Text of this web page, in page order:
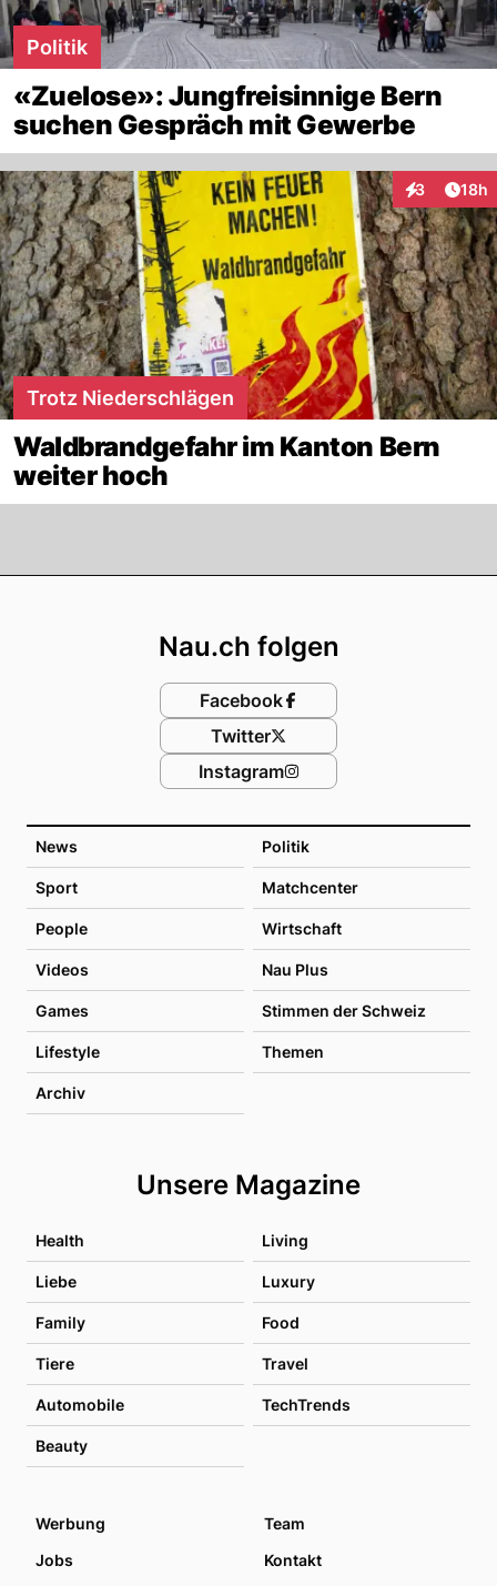
Politik
«Zuelose»: Jungfreisinnige Bern
suchen Gespräch mit Gewerbe
3
Interaktionen
18h
Trotz Niederschlägen
Waldbrandgefahr im Kanton Bern
weiter hoch
News Politik
Sport Matchcenter
People Wirtschaft
Videos Nau Plus
Games Stimmen der Schweiz
Lifestyle Themen
Archiv
Unsere Magazine
Health Living
Liebe Luxury
Family Food
Tiere Travel
Automobile TechTrends
Beauty
Nau.ch folgen
Facebook
Twitter
Instagram
Werbung
Team
Jobs
Kontakt